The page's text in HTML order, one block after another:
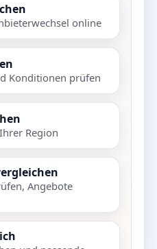
online
Konditionen prüfen
Region
Angebote